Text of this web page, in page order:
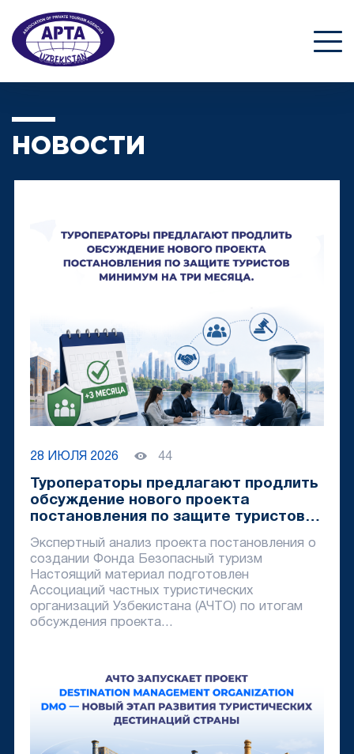
НОВОСТИ
28 ИЮЛЯ 2026 44
Туроператоры предлагают продлить
обсуждение нового проекта
постановления по защите туристов
Экспертный анализ проекта постановления о
создании Фонда Безопасный туризм
Настоящий материал подготовлен
Ассоциаций частных туристических
организаций Узбекистана (АЧТО) по итогам
обсуждения проекта...